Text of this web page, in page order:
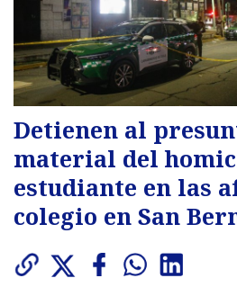
Detienen al
material del
estudiante en las
colegio en San